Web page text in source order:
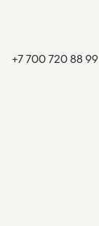
+7 700 720 88 99